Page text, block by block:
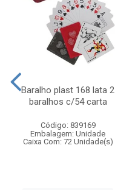
Baralho plast 168 lata 2
baralhos c/54 carta
Código: 839169
Embalagem: Unidade
Caixa Com: 72 Unidade(s)